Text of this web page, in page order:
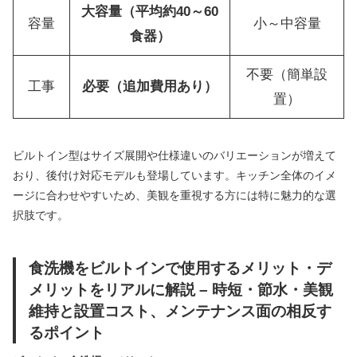
容量
大容量（平均約40～60
食器）
小～中容量
工事 必要（追加費用あり）
不要（簡単設
置）
ビルトイン型はサイズ展開や仕様違いのバリエーションが増えて
おり、後付け対応モデルも登場しています。キッチン全体のイメ
ージに合わせやすいため、美観を重視する方には特に魅力的な選
択肢です。
食洗機をビルトインで使用するメリット・デ
メリットをリアルに解説 – 時短・節水・美観
維持と設置コスト、メンテナンス面の相反す
るポイント